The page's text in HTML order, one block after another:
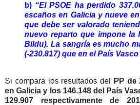
b) “El PSOE ha perdido
escaños en Galicia y nueve
que debe ser valorado
nuevo reparto que impone la
Bildu). La sangría es mucho
(-230.817) que en el País Vasco
Si compara los resultados del
PP de
en Galicia y los 146.148 del País
129.907 respectivamente de